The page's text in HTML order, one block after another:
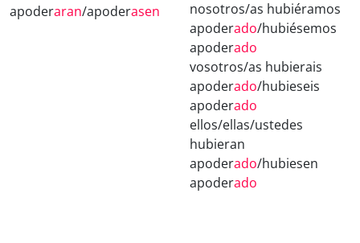
apoderaran/apoderasen
nosotros/as hubiéramos
apoderado/hubiésemos
apoderado
vosotros/as hubierais
apoderado/hubieseis
apoderado
ellos/ellas/ustedes
hubieran
apoderado/hubiesen
apoderado